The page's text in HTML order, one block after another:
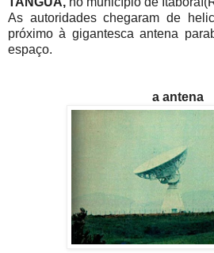
As autoridades chegaram de
próximo à gigantesca antena
espaço.
a antena